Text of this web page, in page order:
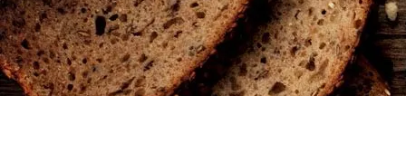
Skip
to
content